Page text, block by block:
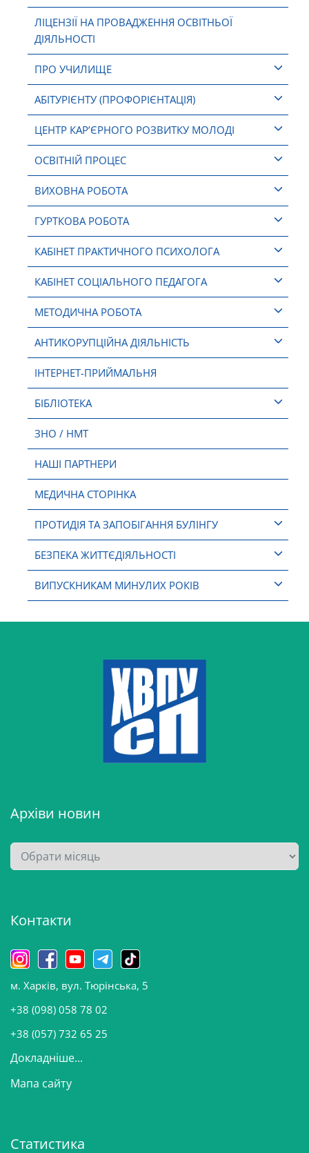
ЛІЦЕНЗІЇ НА ПРОВАДЖЕННЯ ОСВІТНЬОЇ
ДІЯЛЬНОСТІ
ПРО УЧИЛИЩЕ
АБІТУРІЄНТУ (ПРОФОРІЄНТАЦІЯ)
ЦЕНТР КАР’ЄРНОГО РОЗВИТКУ МОЛОДІ
ОСВІТНІЙ ПРОЦЕС
ВИХОВНА РОБОТА
ГУРТКОВА РОБОТА
КАБІНЕТ ПРАКТИЧНОГО ПСИХОЛОГА
КАБІНЕТ СОЦІАЛЬНОГО ПЕДАГОГА
МЕТОДИЧНА РОБОТА
АНТИКОРУПЦІЙНА ДІЯЛЬНІСТЬ
ІНТЕРНЕТ-ПРИЙМАЛЬНЯ
БІБЛІОТЕКА
ЗНО / НМТ
НАШІ ПАРТНЕРИ
МЕДИЧНА СТОРІНКА
ПРОТИДІЯ ТА ЗАПОБІГАННЯ БУЛІНГУ
БЕЗПЕКА ЖИТТЄДІЯЛЬНОСТІ
ВИПУСКНИКАМ МИНУЛИХ РОКІВ
Архіви новин
А
р
в
н
о
в
и
Контакти
м. Харків, вул. Тюрінська, 5
+38 (098) 058 78 02
+38 (057) 732 65 25
Докладніше...
Мапа сайту
Статистика